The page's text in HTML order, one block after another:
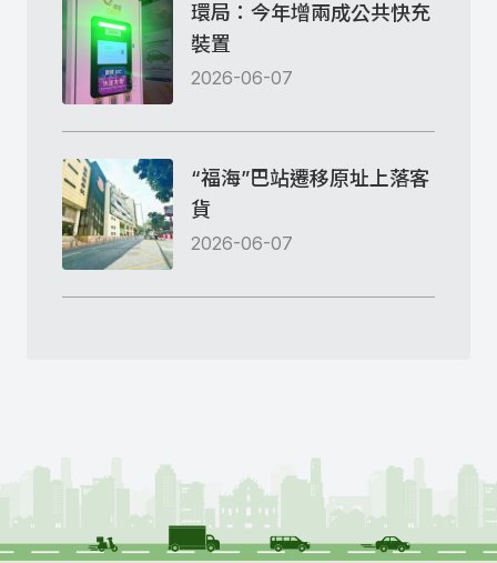
環局：今年增兩成公共快充
裝置
2026-06-07
“福海”巴站遷移原址上落客
貨
2026-06-07